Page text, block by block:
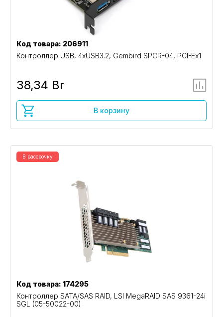
Код товара: 206911
Контроллер USB, 4xUSB3.2, Gembird SPCR-04, PCI-Ex1
38,34 Br
В корзину
В рассрочку
Код товара: 174295
Контроллер SATA/SAS RAID, LSI MegaRAID SAS 9361-24i
SGL (05-50022-00)